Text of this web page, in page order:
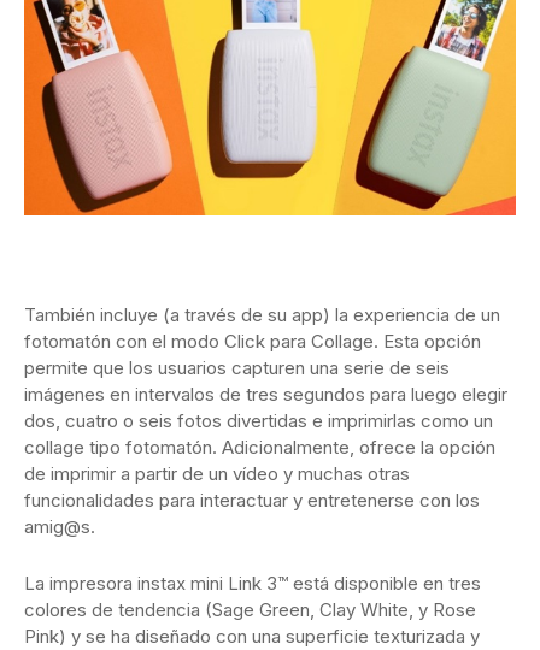
También incluye (a través de su app) la experiencia de un
fotomatón con el modo Click para Collage. Esta opción
permite que los usuarios capturen una serie de seis
imágenes en intervalos de tres segundos para luego elegir
dos, cuatro o seis fotos divertidas e imprimirlas como un
collage tipo fotomatón. Adicionalmente, ofrece la opción
de imprimir a partir de un vídeo y muchas otras
funcionalidades para interactuar y entretenerse con los
amig@s.
La impresora instax mini Link 3™ está disponible en tres
colores de tendencia (Sage Green, Clay White, y Rose
Pink) y se ha diseñado con una superficie texturizada y